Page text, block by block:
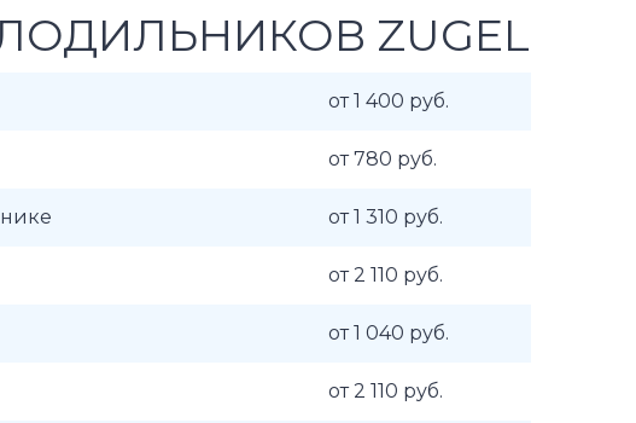
ZUGEL
от 1 400 руб.
от 780 руб.
от 1 310 руб.
от 2 110 руб.
от 1 040 руб.
от 2 110 руб.